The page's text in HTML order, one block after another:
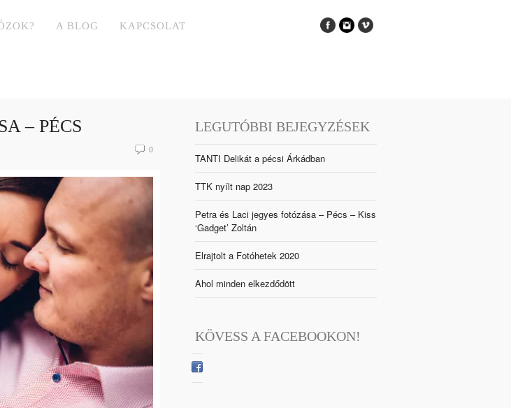
A BLOG KAPCSOLAT
– PÉCS
0
LEGUTÓBBI BEJEGYZÉSEK
TANTI Delikát a pécsi Árkádban
TTK nyílt nap 2023
Petra és Laci jegyes fotózása – Pécs – Kiss
‘Gadget’ Zoltán
Elrajtolt a Fotóhetek 2020
Ahol minden elkezdődött
KÖVESS A FACEBOOKON!